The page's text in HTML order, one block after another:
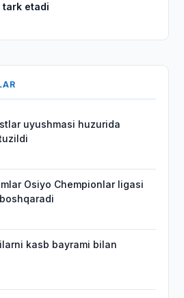
etadi
uyushmasi huzurida
Osiyo Chempionlar ligasi
kasb bayrami bilan